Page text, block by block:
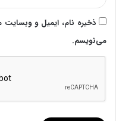
ذخیره نام، ایمیل و وبسایت
می‌نویسم.